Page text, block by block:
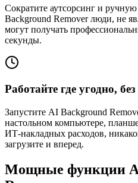
Сократите аутсорсинг и
Background Remover люди, не
могут получать
секунды.
Работайте где угодно,
Запустите AI Background
настольном компьютере,
ИТ-накладных расходов,
загрузите и вперед.
Мощные функции